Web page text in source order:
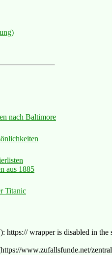
nach Baltimore
aus 1885
Titanic
https:// wrapper is disabled in
www.zufallsfunde.net/